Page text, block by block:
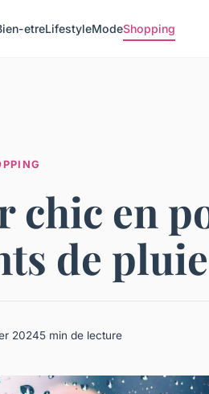
etreLifestyleModeShopping
chic en
de
20245 min de lecture